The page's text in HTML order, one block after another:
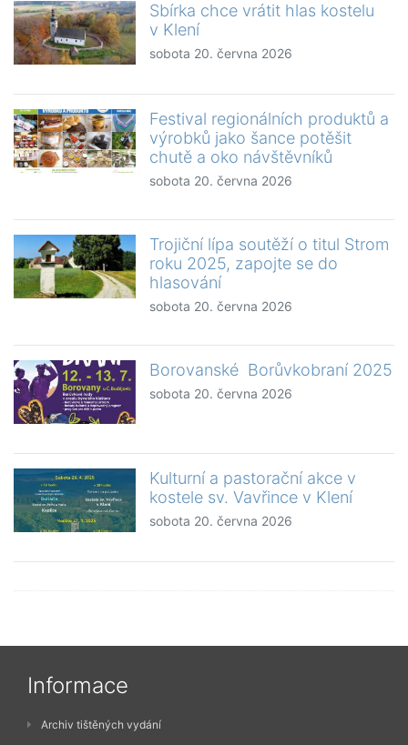
Sbírka chce vrátit hlas kostelu
v Klení
sobota 20. června 2026
Festival regionálních produktů a
výrobků jako šance potěšit
chutě a oko návštěvníků
sobota 20. června 2026
Trojiční lípa soutěží o titul Strom
roku 2025, zapojte se do
hlasování
sobota 20. června 2026
Borovanské Borůvkobraní 2025
sobota 20. června 2026
Kulturní a pastorační akce v
kostele sv. Vavřince v Klení
sobota 20. června 2026
Informace
Archiv tištěných vydání